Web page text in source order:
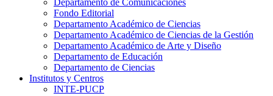
Departamento de Comunicaciones
Fondo Editorial
Departamento Académico de Ciencias
Departamento Académico de Ciencias de la Gestión
Departamento Académico de Arte y Diseño
Departamento de Educación
Departamento de Ciencias
Institutos y Centros
INTE-PUCP